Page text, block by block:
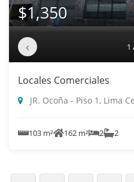
$1,350
‹ 1
Locales Comerciales
JR. Ocoña - Piso 1, Lima
103 m² 162 m² 2 2